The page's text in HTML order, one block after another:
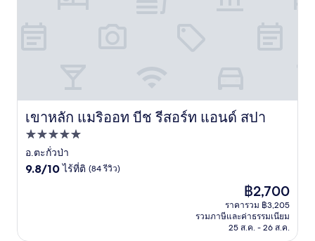
เขาหลัก แมริออท บีช รีสอร์ท แอนด์ สปา
เขาหลัก แมริออท บีช รีสอร์ท แอนด์ สปา
ที่พัก
5.0
ดาว
อ.ตะกั่วป่า
9.8
9.8/10 ไร้ที่ติ (84 รีวิว)
ราคา
ปัจจุบัน
คือ
฿2,700
฿2,700
ราคารวม ฿3,205
รวมภาษีและค่าธรรมเนียม
25 ส.ค. - 26 ส.ค.